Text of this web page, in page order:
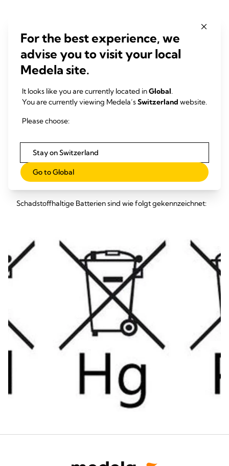
Das Symbol der durchgestrichenen Mülltonne auf dem
Verpackung veranschaulicht Ihnen, dass elektrische und
elektronische Altgeräte getrennt und nicht über den
Zugleich besteht die Pflicht, Altbatterien und
Altakkumulatoren, die nicht vom Altgerät umschlossen sind,
vor der Abgabe an einer Sammelstelle vom Altgerät
zerstörungsfrei zu trennen und getrennt zu entsorgen.
Schadstoffhaltige Batterien sind wie folgt gekennzeichnet:
For the best experience, we
advise you to visit your local
Medela site.
It looks like you are currently located inGlobal.
You are currently viewing Medela’sSwitzerland website.
Please choose:
Stay on Switzerland
Go to Global